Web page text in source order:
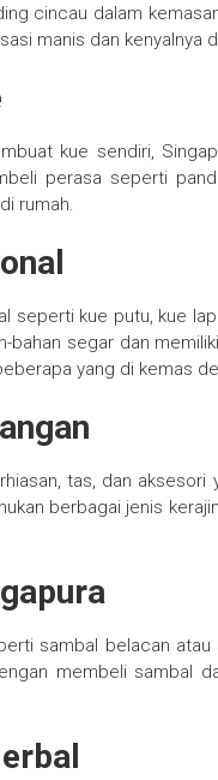
cincau dalam
manis dan kenyalnya
kue sendiri,
perasa seperti
rumah.
seperti kue putu, kue
bahan segar dan
yang di kemas
tas, dan
berbagai jenis
sambal belacan
membeli sambal